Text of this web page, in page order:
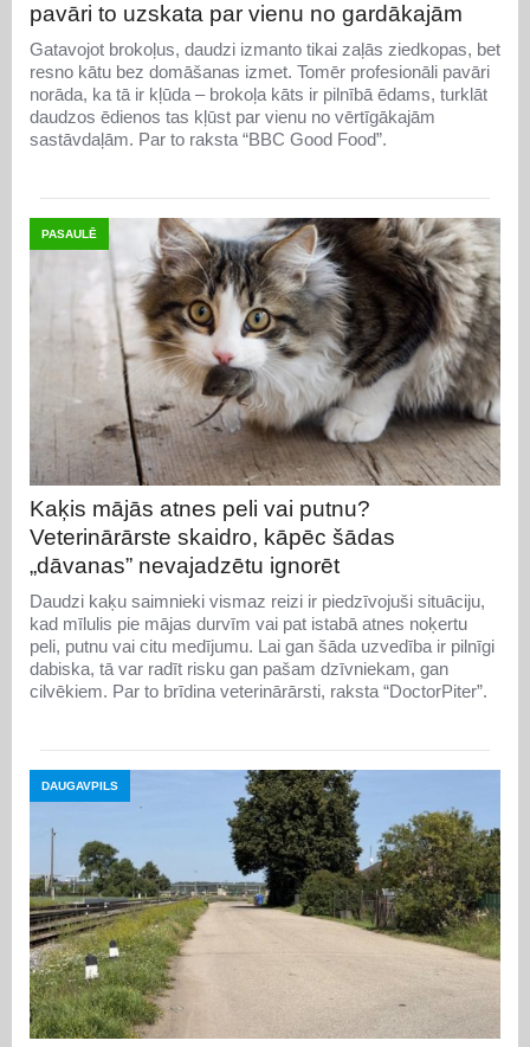
pavāri to uzskata par vienu no gardākajām
Gatavojot brokoļus, daudzi izmanto tikai zaļās ziedkopas, bet
resno kātu bez domāšanas izmet. Tomēr profesionāli pavāri
norāda, ka tā ir kļūda – brokoļa kāts ir pilnībā ēdams, turklāt
daudzos ēdienos tas kļūst par vienu no vērtīgākajām
sastāvdaļām. Par to raksta “BBC Good Food”.
PASAULĒ
Kaķis mājās atnes peli vai putnu?
Veterinārārste skaidro, kāpēc šādas
„dāvanas” nevajadzētu ignorēt
Daudzi kaķu saimnieki vismaz reizi ir piedzīvojuši situāciju,
kad mīlulis pie mājas durvīm vai pat istabā atnes noķertu
peli, putnu vai citu medījumu. Lai gan šāda uzvedība ir pilnīgi
dabiska, tā var radīt risku gan pašam dzīvniekam, gan
cilvēkiem. Par to brīdina veterinārārsti, raksta “DoctorPiter”.
DAUGAVPILS